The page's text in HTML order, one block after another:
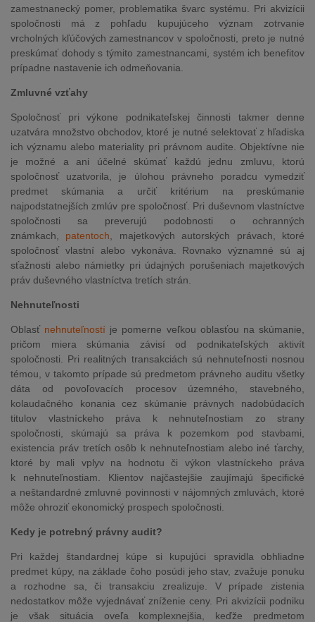
zamestnanecký pomer, problematika švarc systému. Pri akvizícii
spoločnosti má z pohľadu kupujúceho význam zotrvanie
vrcholných kľúčových zamestnancov v spoločnosti, preto je nutné
preskúmať dohody s týmito zamestnancami, systém ich benefitov
prípadne nastavenie ich odmeňovania.
Zmluvné vzťahy
Spoločnosť pri výkone podnikateľskej činnosti takmer denne
uzatvára množstvo obchodov, ktoré je nutné selektovať z hľadiska
ich významu alebo materiality pri právnom audite. Objektívne nie
je možné a ani účelné skúmať každú jednu zmluvu, ktorú
spoločnosť uzatvorila, je úlohou právneho poradcu vymedziť
predmet skúmania a určiť kritérium na preskúmanie
najpodstatnejších zmlúv pre spoločnosť. Pri duševnom vlastníctve
spoločnosti sa preverujú podobnosti o ochranných
známkach, patentoch , majetkových autorských právach, ktoré
spoločnosť vlastní alebo vykonáva. Rovnako významné sú aj
sťažnosti alebo námietky pri údajných porušeniach majetkových
práv duševného vlastníctva tretích strán.
Nehnuteľnosti
Oblasť nehnuteľností je pomerne veľkou oblasťou na skúmanie,
pričom miera skúmania závisí od podnikateľských aktivít
spoločnosti. Pri realitných transakciách sú nehnuteľnosti nosnou
témou, v takomto prípade sú predmetom právneho auditu všetky
dáta od povoľovacích procesov územného, stavebného,
kolaudačného konania cez skúmanie právnych nadobúdacích
titulov vlastníckeho práva k nehnuteľnostiam zo strany
spoločnosti, skúmajú sa práva k pozemkom pod stavbami,
existencia práv tretích osôb k nehnuteľnostiam alebo iné ťarchy,
ktoré by mali vplyv na hodnotu či výkon vlastníckeho práva
k nehnuteľnostiam. Klientov najčastejšie zaujímajú špecifické
a neštandardné zmluvné povinnosti v nájomných zmluvách, ktoré
môže ohroziť ekonomický prospech spoločnosti.
Kedy je potrebný právny audit?
Pri každej štandardnej kúpe si kupujúci spravidla obhliadne
predmet kúpy, na základe čoho posúdi jeho stav, zvažuje ponuku
a rozhodne sa, či transakciu zrealizuje. V prípade zistenia
nedostatkov môže vyjednávať zníženie ceny. Pri akvizícii podniku
je však situácia oveľa komplexnejšia, keďže predmetom